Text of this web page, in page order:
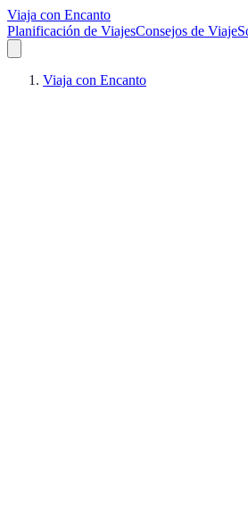
Viaja con Encanto
Planificación de ViajesConsejos de Viaje
Viaja con Encanto